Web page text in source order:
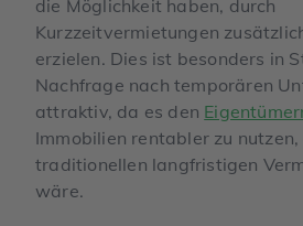
die Möglichkeit haben, durch
Kurzzeitvermietungen
erzielen. Dies ist besonders in
Nachfrage nach temporären
attraktiv, da es den
Immobilien rentabler zu
traditionellen langfristigen
wäre.